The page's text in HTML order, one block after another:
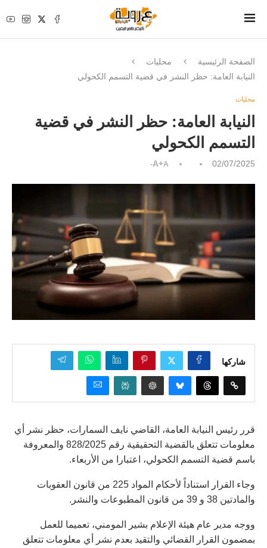
الصفحة الرئيسية
محليات
النيابة العامة: حظر النشر في قضية التسمم الكحولي
محليات
النيابة العامة: حظر النشر في قضية
التسمم الكحولي
02/07/2025
A+A-
شاركها
قرر رئيس النيابة العامة، القاضي نايف السمارات، حظر نشر أي
معلومات تتعلق بالقضية التحقيقية رقم 828/2025 والمعروفة
باسم قضية التسمم الكحولي، اعتبارا من الأربعاء.
وجاء القرار استناداً لأحكام المواد 225 من قانون العقوبات
والمادتين 38 و 39 من قانون المطبوعات والنشر.
ووجه مدير عام هيئة الإعلام بشير المومني، تعميما للعمل
بمضمون القرار القضائي والتقيد بعدم نشر أي معلومات تتعلق